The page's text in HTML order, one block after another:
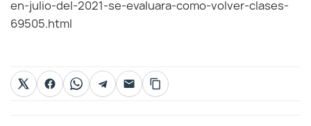
en-julio-del-2021-se-evaluara-como-volver-clases-
69505.html